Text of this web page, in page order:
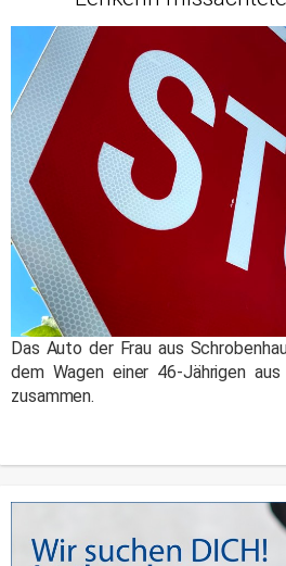
Das Auto der Frau aus
dem Wagen einer 46-Jährigen
zusammen.